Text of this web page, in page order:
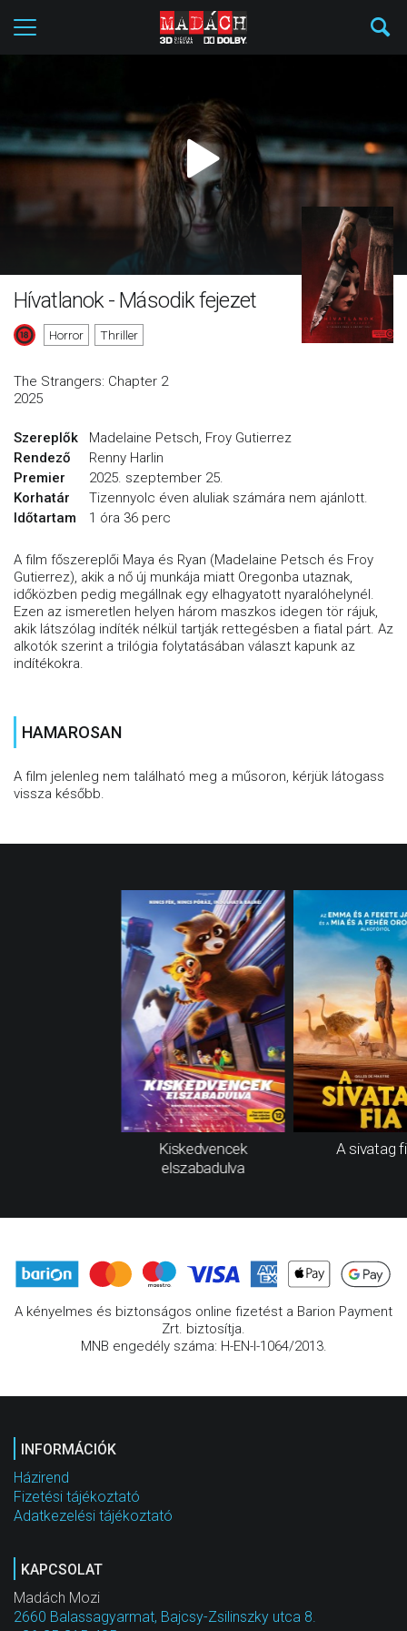
Hívatlanok - Második fejezet
Horror Thriller
The Strangers: Chapter 2
2025
Szereplők
Madelaine Petsch, Froy Gutierrez
Rendező
Renny Harlin
Premier
2025. szeptember 25.
Korhatár
Tizennyolc éven aluliak számára nem ajánlott.
Időtartam
1 óra 36 perc
A film főszereplői Maya és Ryan (Madelaine Petsch és Froy
Gutierrez), akik a nő új munkája miatt Oregonba utaznak,
időközben pedig megállnak egy elhagyatott nyaralóhelynél.
Ezen az ismeretlen helyen három maszkos idegen tör rájuk,
akik látszólag indíték nélkül tartják rettegésben a fiatal párt. Az
alkotók szerint a trilógia folytatásában választ kapunk az
indítékokra.
HAMAROSAN
A film jelenleg nem található meg a műsoron, kérjük látogass
vissza később.
Kiskedvencek
elszabadulva
A sivatag
A kényelmes és biztonságos online fizetést a Barion Payment
Zrt. biztosítja.
MNB engedély száma: H-EN-I-1064/2013.
INFORMÁCIÓK
Házirend
Fizetési tájékoztató
Adatkezelési tájékoztató
KAPCSOLAT
Madách Mozi
2660 Balassagyarmat, Bajcsy-Zsilinszky utca 8.